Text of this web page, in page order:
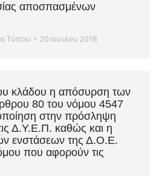
αποσπασμένων
Τύπου 20 Ιουνίου 2018
κλάδου η απόσυρση των
80 του νόμου 4547
στην πρόσληψη
Δ.Υ.Ε.Π. καθώς και η
ενστάσεων της Δ.Ο.Ε.
που αφορούν τις